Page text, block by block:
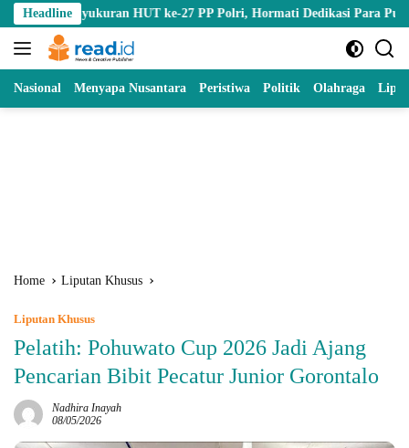
Skip
to
content
Headline
HUT ke-27 PP Polri, Hormati Dedikasi Para Purnawirawan
Nasional Menyapa Nusantara Peristiwa Politik Olahraga
Home Liputan Khusus
Liputan Khusus
Pelatih: Pohuwato Cup 2026 Jadi Ajang
Pencarian Bibit Pecatur Junior Gorontalo
Nadhira Inayah
08/05/2026